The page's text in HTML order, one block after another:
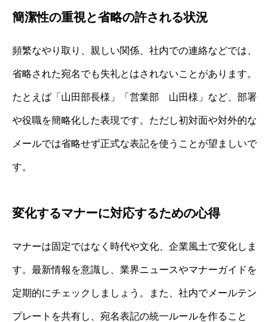
簡潔性の重視と省略の許される状況
頻繁なやり取り、親しい関係、社内での連絡などでは、
省略された宛名でも失礼とはされないことがあります。
たとえば「山田部長様」「営業部 山田様」など、部署
や役職を簡略化した表現です。ただし初対面や対外的な
メールでは省略せず正式な表記を使うことが望ましいで
す。
変化するマナーに対応するための心得
マナーは固定ではなく時代や文化、企業風土で変化しま
す。最新情報を意識し、業界ニュースやマナーガイドを
定期的にチェックしましょう。また、社内でメールテン
プレートを共有し、宛名表記の統一ルールを作ること